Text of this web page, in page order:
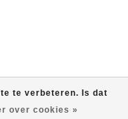
te verbeteren. Is dat
over cookies »